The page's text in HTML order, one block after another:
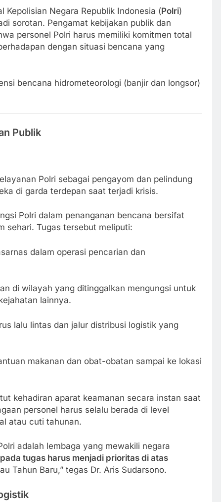
Kepolisian Negara Republik Indonesia (Polri)
sorotan. Pengamat kebijakan publik dan
personel Polri harus memiliki komitmen total
dengan situasi bencana yang
bencana hidrometeorologi (banjir dan longsor)
Publik
Polri sebagai pengayom dan pelindung
di garda terdepan saat terjadi krisis.
Polri dalam penanganan bencana bersifat
sehari. Tugas tersebut meliputi:
dalam operasi pencarian dan
di wilayah yang ditinggalkan mengungsi untuk
lainnya.
lalu lintas dan jalur distribusi logistik yang
makanan dan obat-obatan sampai ke lokasi
kehadiran aparat keamanan secara instan saat
personel harus selalu berada di level
atau cuti tahunan.
adalah lembaga yang mewakili negara
tugas harus menjadi prioritas di atas
Tahun Baru,” tegas Dr. Aris Sudarsono.